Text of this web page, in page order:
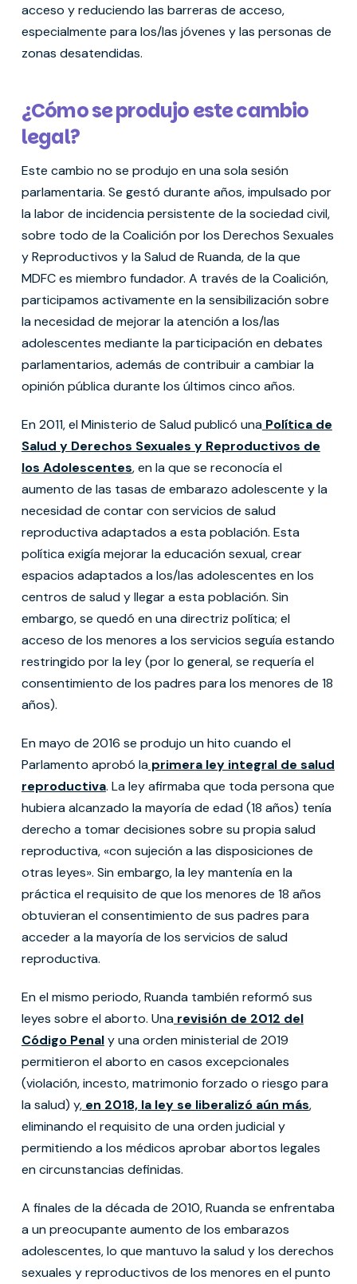
acceso y reduciendo las barreras de acceso,
especialmente para los/las jóvenes y las personas de
zonas desatendidas.
¿Cómo se produjo este cambio
legal?
Este cambio no se produjo en una sola sesión
parlamentaria. Se gestó durante años, impulsado por
la labor de incidencia persistente de la sociedad civil,
sobre todo de la Coalición por los Derechos Sexuales
y Reproductivos y la Salud de Ruanda, de la que
MDFC es miembro fundador. A través de la Coalición,
participamos activamente en la sensibilización sobre
la necesidad de mejorar la atención a los/las
adolescentes mediante la participación en debates
parlamentarios, además de contribuir a cambiar la
opinión pública durante los últimos cinco años.
En 2011, el Ministerio de Salud publicó unaPolítica de
Salud y Derechos Sexuales y Reproductivos de
los Adolescentes, en la que se reconocía el
aumento de las tasas de embarazo adolescente y la
necesidad de contar con servicios de salud
reproductiva adaptados a esta población. Esta
política exigía mejorar la educación sexual, crear
espacios adaptados a los/las adolescentes en los
centros de salud y llegar a esta población. Sin
embargo, se quedó en una directriz política; el
acceso de los menores a los servicios seguía estando
restringido por la ley (por lo general, se requería el
consentimiento de los padres para los menores de 18
años).
En mayo de 2016 se produjo un hito cuando el
Parlamento aprobó laprimera ley integral de salud
reproductiva. La ley afirmaba que toda persona que
hubiera alcanzado la mayoría de edad (18 años) tenía
derecho a tomar decisiones sobre su propia salud
reproductiva, «con sujeción a las disposiciones de
otras leyes». Sin embargo, la ley mantenía en la
práctica el requisito de que los menores de 18 años
obtuvieran el consentimiento de sus padres para
acceder a la mayoría de los servicios de salud
reproductiva.
En el mismo periodo, Ruanda también reformó sus
leyes sobre el aborto. Unarevisión de 2012 del
Código Penaly una orden ministerial de 2019
permitieron el aborto en casos excepcionales
(violación, incesto, matrimonio forzado o riesgo para
la salud) y,en 2018, la ley se liberalizó aún más,
eliminando el requisito de una orden judicial y
permitiendo a los médicos aprobar abortos legales
en circunstancias definidas.
A finales de la década de 2010, Ruanda se enfrentaba
a un preocupante aumento de los embarazos
adolescentes, lo que mantuvo la salud y los derechos
sexuales y reproductivos de los menores en el punto